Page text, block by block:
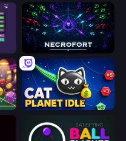
Necrofort
Cat Planet Idle